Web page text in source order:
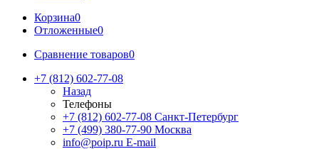
Корзина0
Отложенные0
Сравнение товаров0
+7 (812) 602-77-08
Назад
Телефоны
+7 (812) 602-77-08 Санкт-Петербург
+7 (499) 380-77-90 Москва
info@poip.ru E-mail